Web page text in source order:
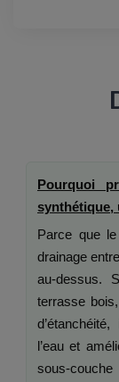
Pourquoi
synthétique,
Parce que le
drainage
au-dessus.
terrasse
l’eau et
sous-